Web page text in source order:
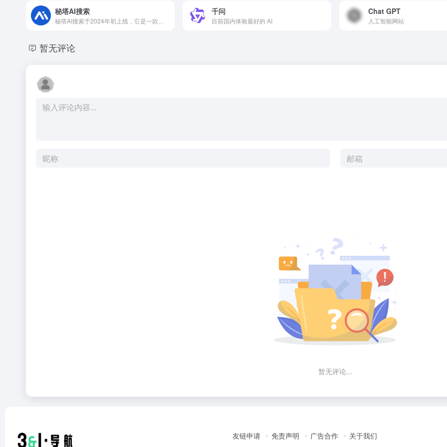
秘塔AI搜索 千问
目前国内体验最好的 AI
Chat GPT
人工智能网站
暂无评论
暂无评论...
友链申请 免责声明 广告合作 关于我们